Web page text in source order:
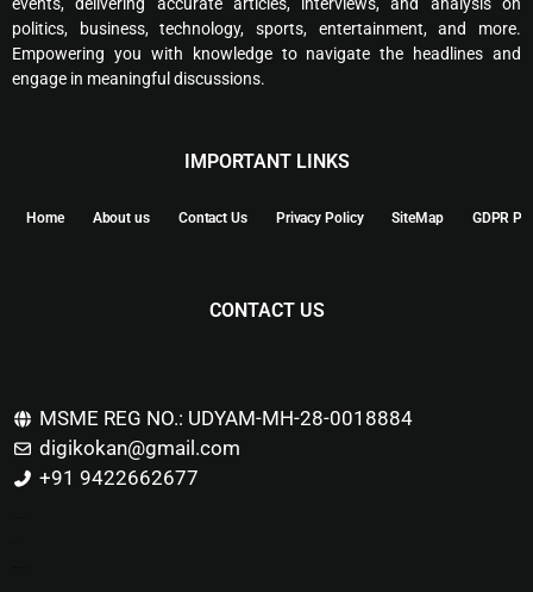
events, delivering accurate articles, interviews, and analysis on
politics, business, technology, sports, entertainment, and more.
Empowering you with knowledge to navigate the headlines and
engage in meaningful discussions.
IMPORTANT LINKS
Home About us Contact Us Privacy Policy SiteMap GDPR
CONTACT US
MSME REG NO.: UDYAM-MH-28-0018884
digikokan@gmail.com
+91 9422662677